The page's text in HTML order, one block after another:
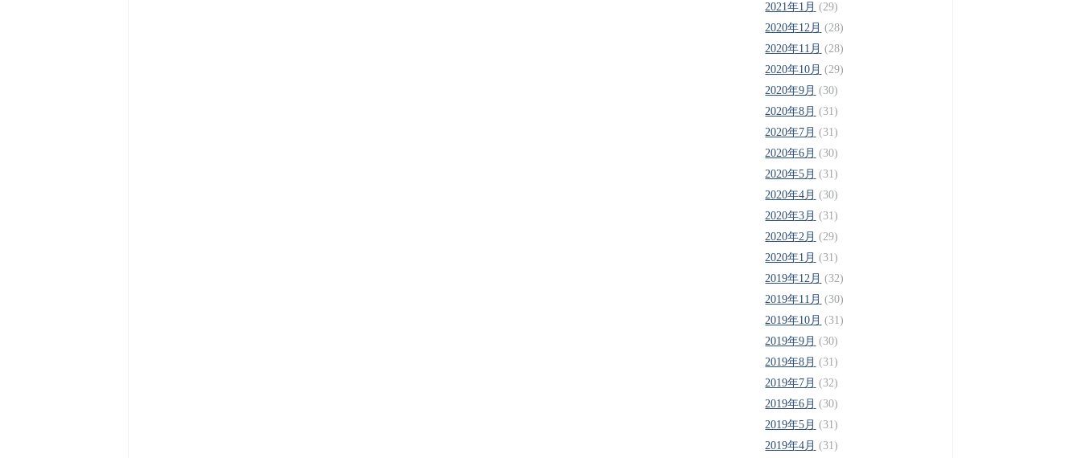
2021年1月 (29)
2020年12月 (28)
2020年11月 (28)
2020年10月 (29)
2020年9月 (30)
2020年8月 (31)
2020年7月 (31)
2020年6月 (30)
2020年5月 (31)
2020年4月 (30)
2020年3月 (31)
2020年2月 (29)
2020年1月 (31)
2019年12月 (32)
2019年11月 (30)
2019年10月 (31)
2019年9月 (30)
2019年8月 (31)
2019年7月 (32)
2019年6月 (30)
2019年5月 (31)
2019年4月 (31)